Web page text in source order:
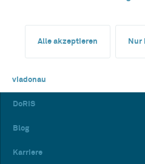
Alle akzeptieren Nur
viadonau
DoRIS
Blog
Karriere